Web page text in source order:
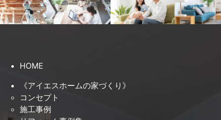
HOME
《アイエスホームの家づくり》
コンセプト
施工事例